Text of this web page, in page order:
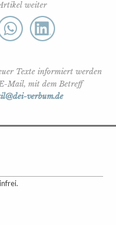
weiter
Texte informiert werden
Mail, mit dem Betreff
verbum.de